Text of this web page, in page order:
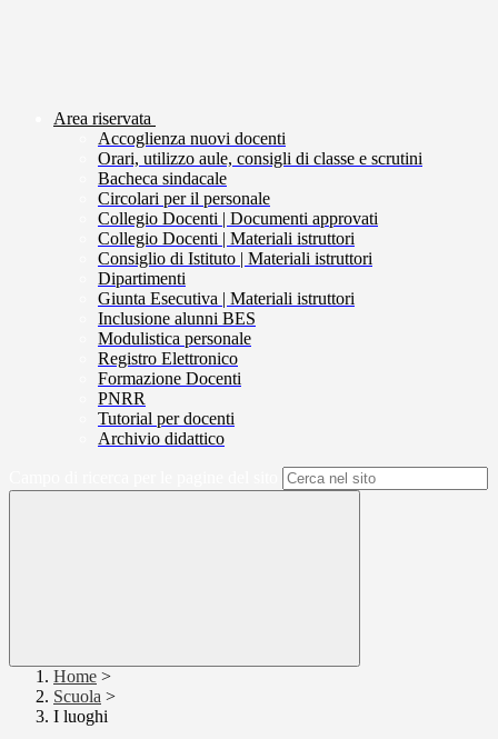
Area riservata
Accoglienza nuovi docenti
Orari, utilizzo aule, consigli di classe e scrutini
Bacheca sindacale
Circolari per il personale
Collegio Docenti | Documenti approvati
Collegio Docenti | Materiali istruttori
Consiglio di Istituto | Materiali istruttori
Dipartimenti
Giunta Esecutiva | Materiali istruttori
Inclusione alunni BES
Modulistica personale
Registro Elettronico
Formazione Docenti
PNRR
Tutorial per docenti
Archivio didattico
Home >
Scuola >
I luoghi